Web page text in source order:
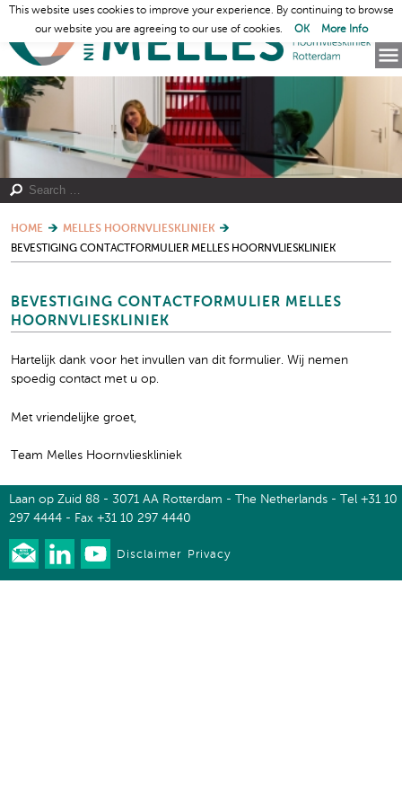
HOME
MELLES HOORNVLIESKLINIEK
BEVESTIGING CONTACTFORMULIER MELLES HOORNVLIESKLINIEK
BEVESTIGING CONTACTFORMULIER MELLES
HOORNVLIESKLINIEK
Hartelijk dank voor het invullen van dit formulier. Wij nemen
spoedig contact met u op.
Met vriendelijke groet,
Team Melles Hoornvlieskliniek
Laan op Zuid 88 - 3071 AA Rotterdam - The Netherlands - Tel +31 10
297 4444 - Fax +31 10 297 4440
Disclaimer Privacy
This website uses cookies to improve your experience. By continuing to browse
our website you are agreeing to our use of cookies.
OK More Info